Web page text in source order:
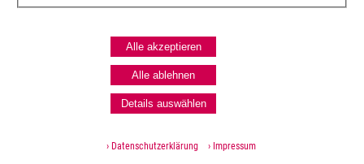
Alle akzeptieren
Alle ablehnen
Details auswählen
› Datenschutzerklärung › Impressum